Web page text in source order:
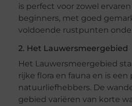
is perfect voor zowel
beginners, met goed
voldoende rustpunten
2. Het Lauwersmeergebied
Het Lauwersmeergebied
rijke flora en fauna en is een
natuurliefhebbers. De
gebied variëren van korte